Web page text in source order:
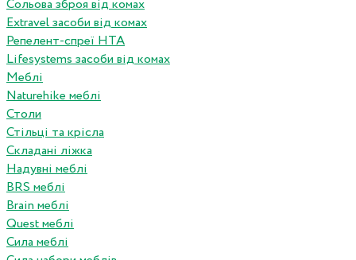
Сольова зброя від комах
Extravel засоби від комах
Репелент-спреї HTA
Lifesystems засоби від комах
Меблі
Naturehike меблі
Столи
Стільці та крісла
Складані ліжка
Надувні меблі
BRS меблі
Brain меблі
Quest меблі
Сила меблі